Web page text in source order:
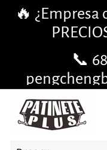
directamente
🔥 ¿Empresa
📞
A